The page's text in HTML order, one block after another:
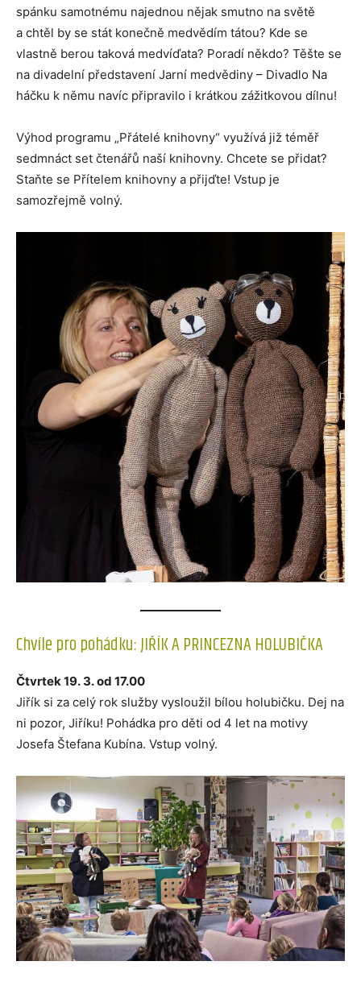
spánku samotnému najednou nějak smutno na světě
a chtěl by se stát konečně medvědím tátou? Kde se
vlastně berou taková medvíďata? Poradí někdo? Těšte se
na divadelní představení Jarní medvědiny – Divadlo Na
háčku k němu navíc připravilo i krátkou zážitkovou dílnu!
Výhod programu „Přátelé knihovny“ využívá již téměř
sedmnáct set čtenářů naší knihovny. Chcete se přidat?
Staňte se Přítelem knihovny a přijďte! Vstup je
samozřejmě volný.
Chvíle pro pohádku: JIŘÍK A PRINCEZNA HOLUBIČKA
Čtvrtek 19. 3. od 17.00
Jiřík si za celý rok služby vysloužil bílou holubičku. Dej na
ni pozor, Jiříku! Pohádka pro děti od 4 let na motivy
Josefa Štefana Kubína. Vstup volný.